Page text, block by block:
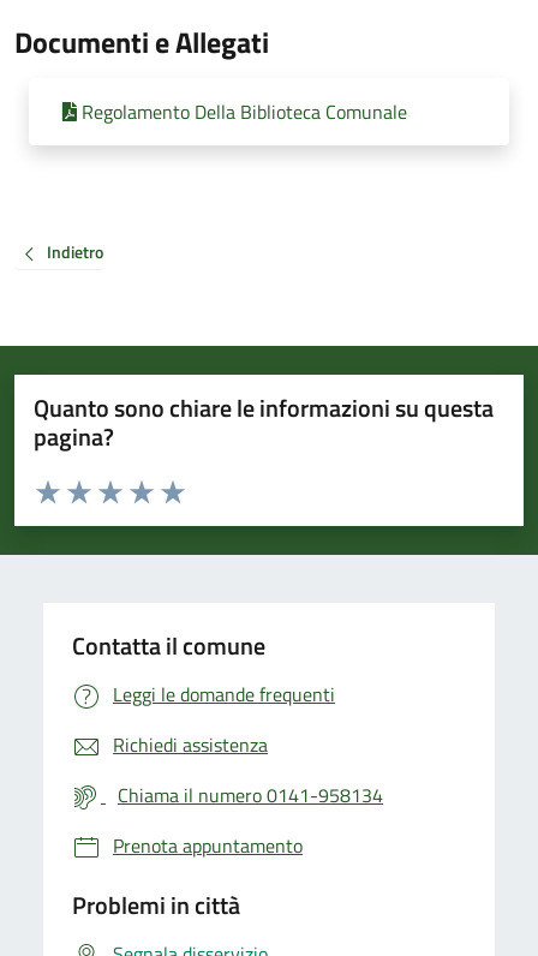
Documenti e Allegati
Regolamento Della Biblioteca Comunale
Indietro
Quanto sono chiare le informazioni su questa
pagina?
Valuta da 1 a 5 stelle la pagina
Valuta 5 stelle su 5
Valuta 4 stelle su 5
Valuta 3 stelle su 5
Valuta 2 stelle su 5
Valuta 1 stelle su 5
Contatta il comune
Leggi le domande frequenti
Richiedi assistenza
Chiama il numero 0141-958134
Prenota appuntamento
Problemi in città